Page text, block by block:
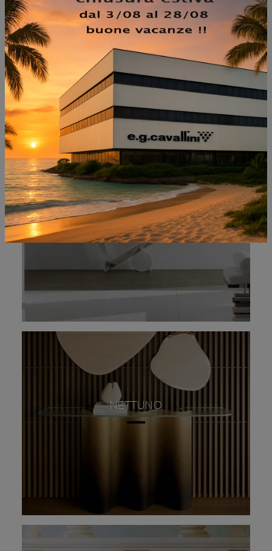
NON PERDERTI ANCHE:
VALENTINOX
NETTUNO